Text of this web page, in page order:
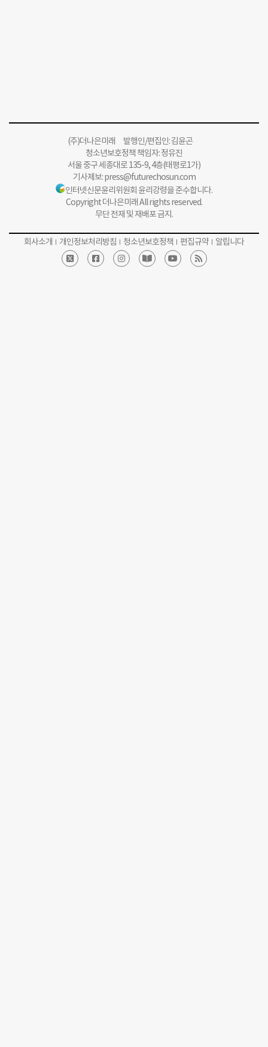
(주)더나은미래 발행인/편집인: 김윤곤
청소년보호정책 책임자: 정유진
서울 중구 세종대로 135-9, 4층(태평로1가)
기사제보:press@futurechosun.com
인터넷신문윤리위원회 윤리강령을 준수합니다.
Copyright 더나은미래 All rights reserved.
무단 전재 및 재배포 금지.
회사소개 개인정보처리방침 청소년보호정책 편집규약 알립니다